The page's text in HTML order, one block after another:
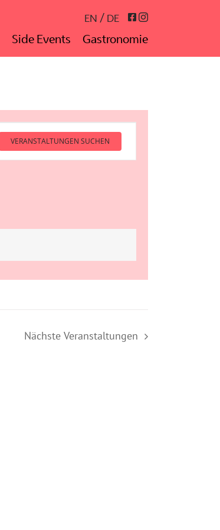
EN DE Facebook
Side Events Gastronomie
VERANSTALTUNGEN SUCHEN
NächsteVeranstaltungen